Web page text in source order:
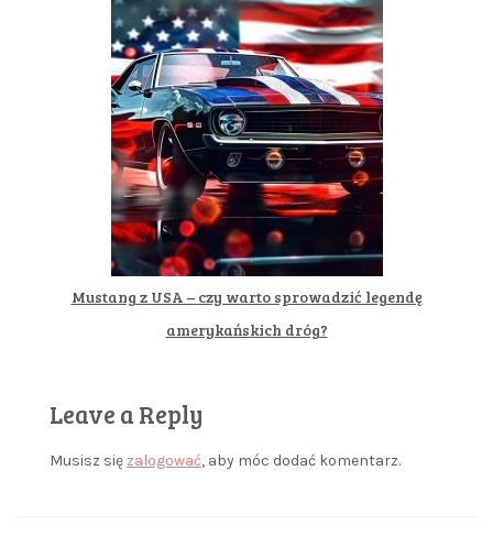
Mustang z USA – czy warto sprowadzić legendę
amerykańskich dróg?
Leave a Reply
Musisz się zalogować, aby móc dodać komentarz.